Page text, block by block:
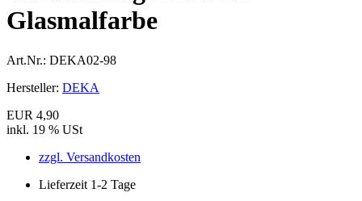
Glasmalfarbe
Art.Nr.: DEKA02-98
Hersteller: DEKA
EUR 4,90
inkl. 19 % USt
zzgl. Versandkosten
Lieferzeit 1-2 Tage